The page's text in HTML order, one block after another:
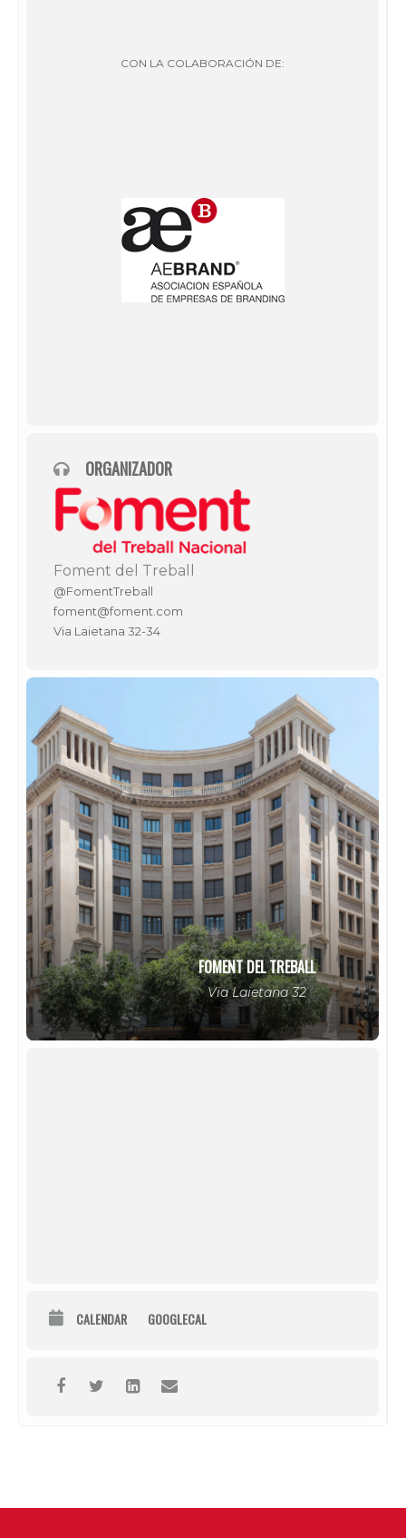
CON LA COLABORACIÓN DE:
ORGANIZADOR
Foment del Treball
@FomentTreball
foment@foment.com
Via Laietana 32-34
FOMENT DEL TREBALL
Via Laietana 32
CALENDAR GOOGLECAL